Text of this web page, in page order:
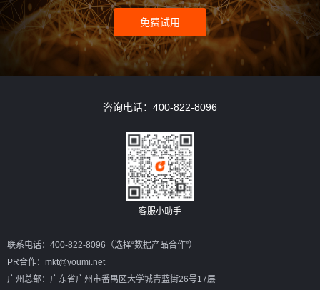
免费试用
咨询电话：400-822-8096
客服小助手
联系电话：400-822-8096（选择“数据产品合作”）
PR合作： mkt@youmi.net
广州总部：广东省广州市番禺区大学城青蓝街26号17层